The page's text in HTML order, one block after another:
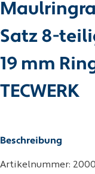
Satz 8-
19 mm
TECWERK
Beschreibung
Artikelnummer: